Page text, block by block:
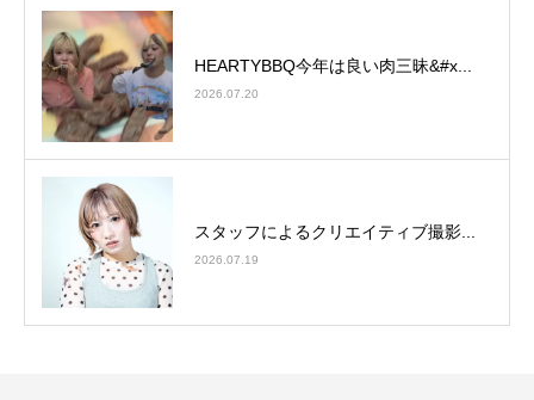
HEARTYBBQ今年は良い肉三昧&#x...
2026.07.20
スタッフによるクリエイティブ撮影...
2026.07.19